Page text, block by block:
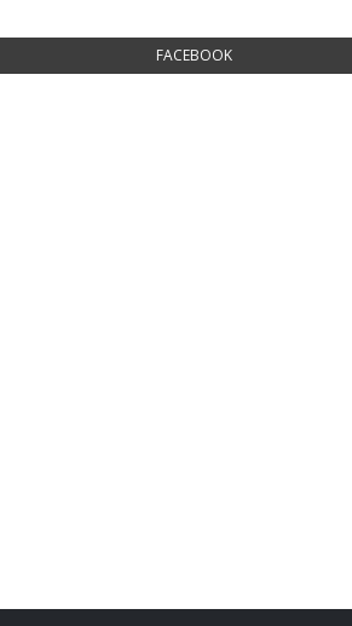
FACEBOOK